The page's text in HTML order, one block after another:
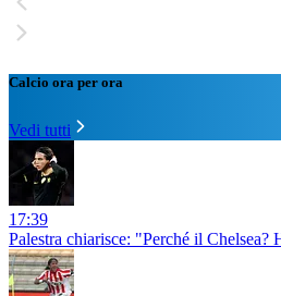
Calcio ora per ora
Vedi tutti
17:39
Palestra chiarisce: "Perché il Chelsea?